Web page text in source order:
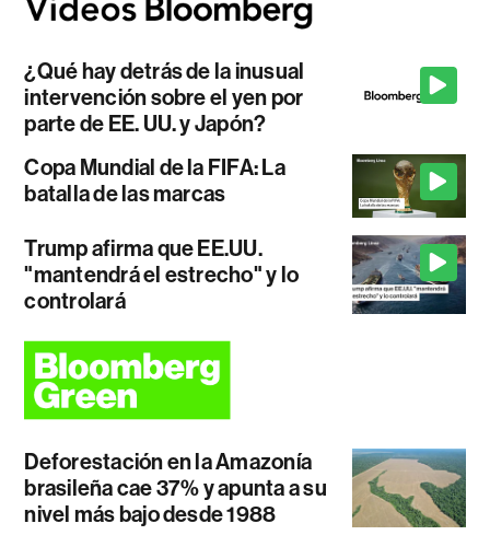
¿Qué hay detrás de la inusual
intervención sobre el yen por
parte de EE. UU. y Japón?
Copa Mundial de la FIFA: La
batalla de las marcas
Trump afirma que EE.UU.
"mantendrá el estrecho" y lo
controlará
Deforestación en la Amazonía
brasileña cae 37% y apunta a su
nivel más bajo desde 1988